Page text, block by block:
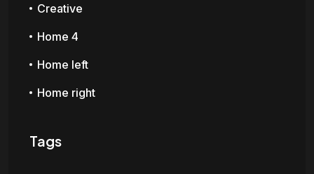
Creative
Home 4
Home left
Home right
Tags